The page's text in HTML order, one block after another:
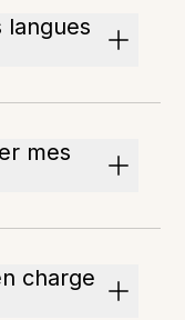
langues
mes
charge